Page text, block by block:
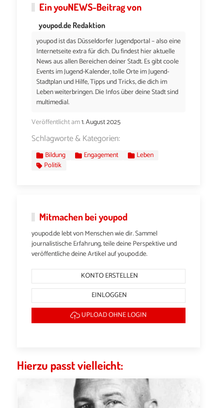
EinyouNEWS-Beitrag von
youpod.de Redaktion
youpod ist das Düsseldorfer Jugendportal – also eine
Internetseite extra für dich. Du findest hier aktuelle
News aus allen Bereichen deiner Stadt. Es gibt coole
Events im Jugend-Kalender, tolle Orte im Jugend-
Stadtplan und Hilfe, Tipps und Tricks, die dich im
Leben weiterbringen. Die Infos über deine Stadt sind
multimedial.
Veröffentlicht am1. August 2025
Schlagworte & Kategorien:
Bildung Engagement
Leben
Politik
Mitmachen bei youpod
youpod.de lebt von Menschen wie dir. Sammel
journalistische Erfahrung, teile deine Perspektive und
veröffentliche deine Artikel auf youpod.de.
KONTO ERSTELLEN
EINLOGGEN
UPLOAD OHNE LOGIN
Hierzu passt vielleicht: